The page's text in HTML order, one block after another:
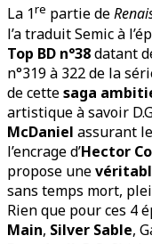
La 1re partie de
l’a traduit Semic à
Top BD n°38datant
n°319 à 322 de la
de cettesaga
artistique à savoir
McDaniel assurant
l’encrage d’Hector
propose une
sans temps mort,
Rien que pour ces 4
Main, Silver Sable,